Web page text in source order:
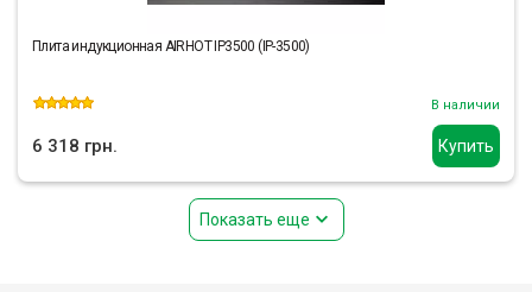
Купить
Плита индукционная AIRHOT IP3500 (IP-3500)
В наличии
6 318 грн.
Показать еще